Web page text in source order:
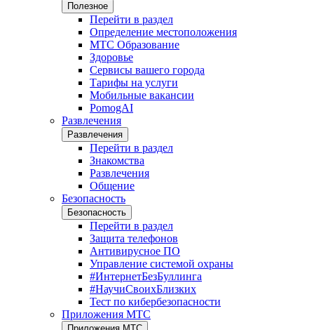
Полезное
Перейти в раздел
Определение местоположения
МТС Образование
Здоровье
Сервисы вашего города
Тарифы на услуги
Мобильные вакансии
PomogAI
Развлечения
Развлечения
Перейти в раздел
Знакомства
Развлечения
Общение
Безопасность
Безопасность
Перейти в раздел
Защита телефонов
Антивирусное ПО
Управление системой охраны
#ИнтернетБезБуллинга
#НаучиСвоихБлизких
Тест по кибербезопасности
Приложения МТС